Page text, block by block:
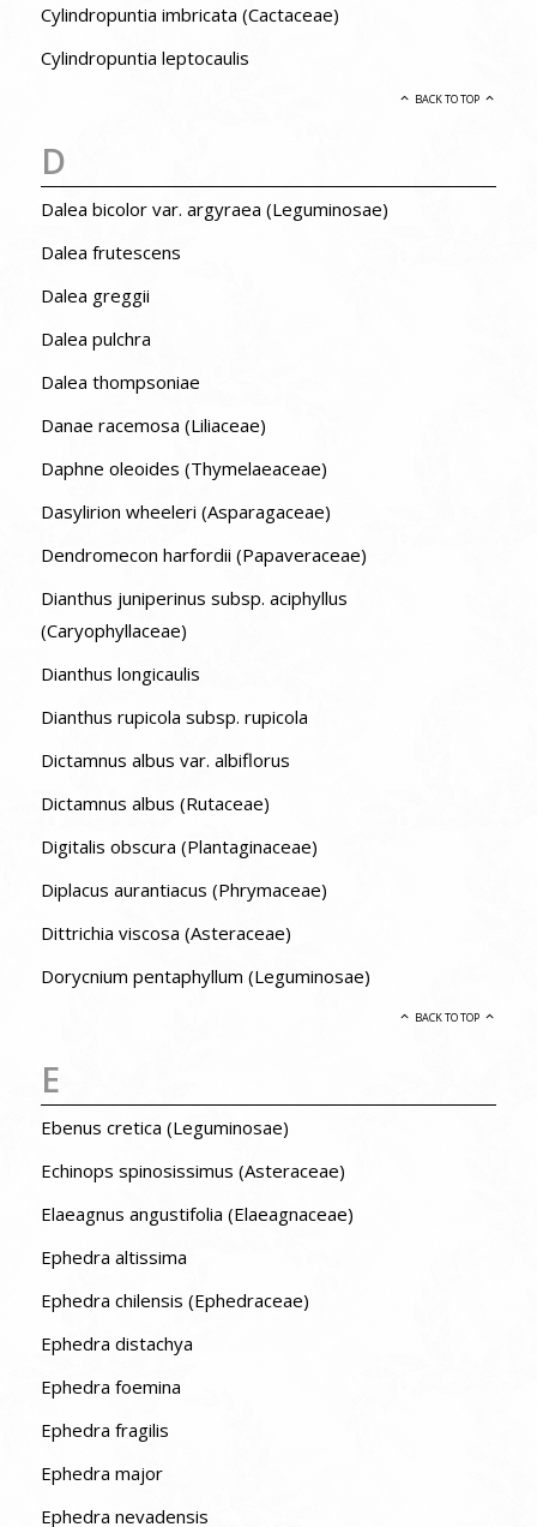
Cylindropuntia imbricata (Cactaceae)
Cylindropuntia leptocaulis
BACK TO TOP
D
Dalea bicolor var. argyraea (Leguminosae)
Dalea frutescens
Dalea greggii
Dalea pulchra
Dalea thompsoniae
Danae racemosa (Liliaceae)
Daphne oleoides (Thymelaeaceae)
Dasylirion wheeleri (Asparagaceae)
Dendromecon harfordii (Papaveraceae)
Dianthus juniperinus subsp. aciphyllus
(Caryophyllaceae)
Dianthus longicaulis
Dianthus rupicola subsp. rupicola
Dictamnus albus var. albiflorus
Dictamnus albus (Rutaceae)
Digitalis obscura (Plantaginaceae)
Diplacus aurantiacus (Phrymaceae)
Dittrichia viscosa (Asteraceae)
Dorycnium pentaphyllum (Leguminosae)
BACK TO TOP
E
Ebenus cretica (Leguminosae)
Echinops spinosissimus (Asteraceae)
Elaeagnus angustifolia (Elaeagnaceae)
Ephedra altissima
Ephedra chilensis (Ephedraceae)
Ephedra distachya
Ephedra foemina
Ephedra fragilis
Ephedra major
Ephedra nevadensis